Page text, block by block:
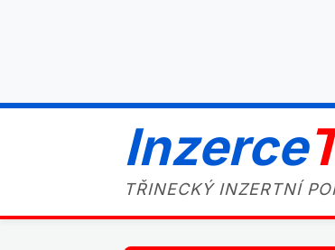
Inzerce
TŘINECKÝ INZERTNÍ